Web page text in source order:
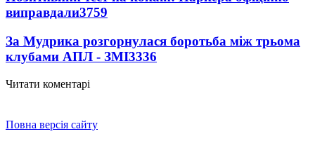
виправдали3759
За Мудрика розгорнулася боротьба між трьома
клубами АПЛ - ЗМІ3336
Читати коментарі
Повна версія сайту